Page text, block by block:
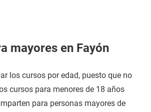
mayores en Fayón
los cursos por edad, puesto que no
cursos para menores de 18 años
para personas mayores de